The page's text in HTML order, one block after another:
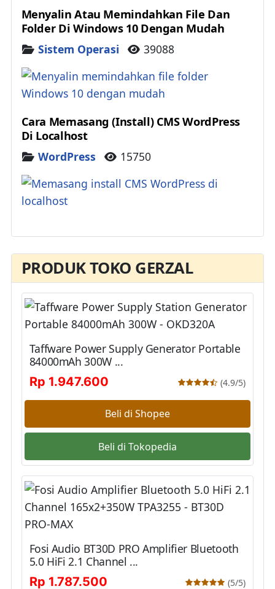
Menyalin Atau Memindahkan File Dan
Folder Di Windows 10 Dengan Mudah
Details
Sistem Operasi 39088
Cara Memasang (Install) CMS WordPress
Di Localhost
Details
WordPress 15750
PRODUK TOKO GERZAL
Taffware Power Supply Generator Portable
84000mAh 300W ...
Rp 1.947.600
(4.9/5)
Beli di Shopee
Beli di Tokopedia
Fosi Audio BT30D PRO Amplifier Bluetooth
5.0 HiFi 2.1 Channel ...
Rp 1.787.500
(5/5)